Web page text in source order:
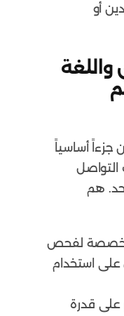
أو
واللغة
أساسياً
هم
متخصصة لفحص
استخدام
على قدرة